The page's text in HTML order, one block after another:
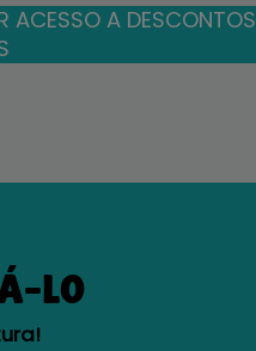
ACESSO A DESCONTOS
LO